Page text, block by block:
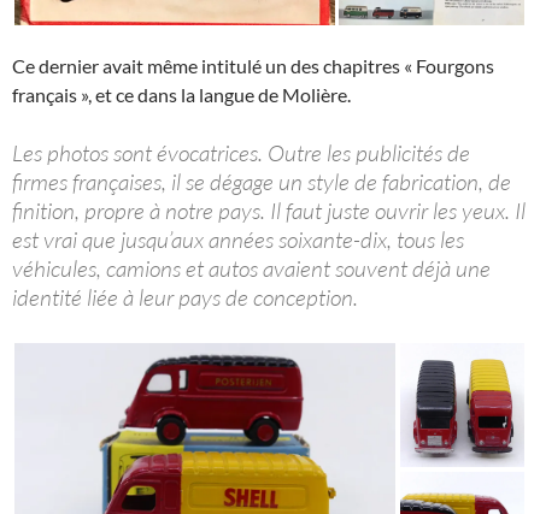
Ce dernier avait même intitulé un des chapitres « Fourgons
français », et ce dans la langue de Molière.
Les photos sont évocatrices. Outre les publicités de
firmes françaises, il se dégage un style de fabrication, de
finition, propre à notre pays. Il faut juste ouvrir les yeux. Il
est vrai que jusqu’aux années soixante-dix, tous les
véhicules, camions et autos avaient souvent déjà une
identité liée à leur pays de conception.